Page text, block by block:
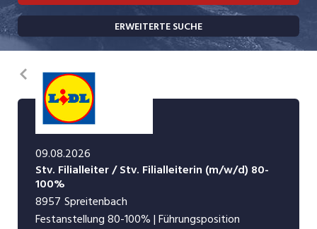
Praktikum
Lehrstelle
Ferienjob
POSITION
Führungsposition
Bildung, Kunst, Design, Soziale Berufe, Sport
Consulting, Human Resources
Einkauf, Logistik, Transport, Verkehr
Engineering, Technik, Architektur
Finanzen, Controlling, Treuhand, Recht
Gartenbau, Landwirtschaft, Forstwirtschaft
ERWEITERTE SUCHE
Zurück
09.08.2026
Stv. Filialleiter / Stv. Filialleiterin (m/w/d) 80-
100%
8957 Spreitenbach
Festanstellung80-100%|Führungsposition